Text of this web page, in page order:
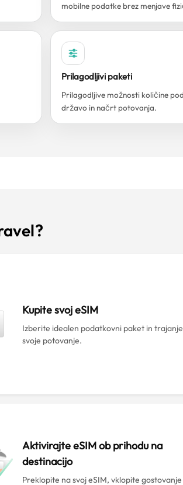
mobilne podatke brez menjave
Prilagodljivi paketi
Prilagodljive možnosti količine
državo in načrt potovanja.
Kupite svoj eSIM
Izberite idealen podatkovni paket in
svoje potovanje.
Aktivirajte eSIM ob prihodu na
destinacijo
Preklopite na svoj eSIM, vklopite gostovanje